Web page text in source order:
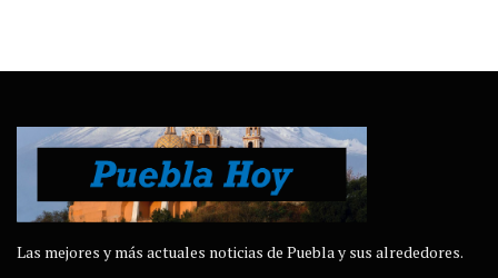
Las mejores y más actuales noticias de Puebla y sus alrededores.